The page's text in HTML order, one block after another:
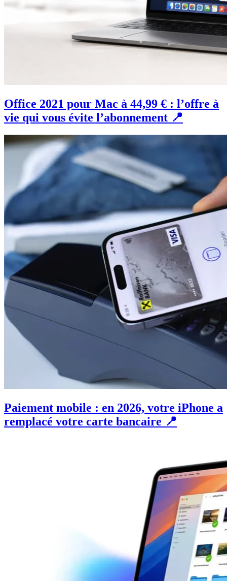
Office 2021 pour Mac à 44,99 € : l’offre à
vie qui vous évite l’abonnement 📍
Paiement mobile : en 2026, votre iPhone a
remplacé votre carte bancaire 📍